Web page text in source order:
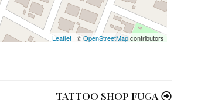
Leaflet| ©OpenStreetMapcontributors
TATTOO SHOP FUGA